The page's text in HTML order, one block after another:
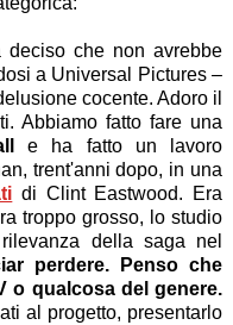
che non avrebbe
a Universal Pictures –
cocente. Adoro il
Abbiamo fatto fare una
e ha fatto un lavoro
trent'anni dopo, in una
di Clint Eastwood. Era
troppo grosso, lo studio
della saga nel
perdere. Penso che
o qualcosa del genere.
al progetto, presentarlo